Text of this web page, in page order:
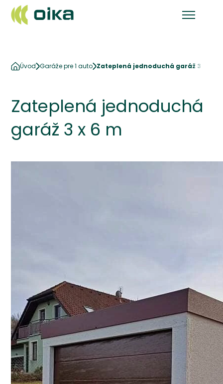
Úvod Garáže pre 1 auto Zateplená jednoduchá garáž 3 x 6 m
Zateplená jednoduchá
garáž 3 x 6 m